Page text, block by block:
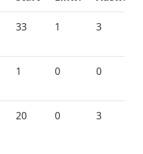
33 1 3
1 0 0
20 0 3